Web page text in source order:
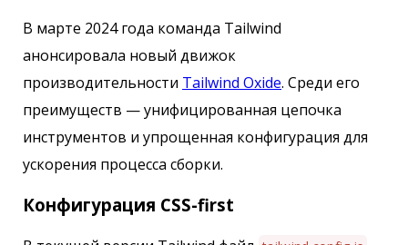
В марте 2024 года команда Tailwind
анонсировала новый движок
производительности Tailwind Oxide. Среди его
преимуществ — унифицированная цепочка
инструментов и упрощенная конфигурация для
ускорения процесса сборки.
Конфигурация CSS-first